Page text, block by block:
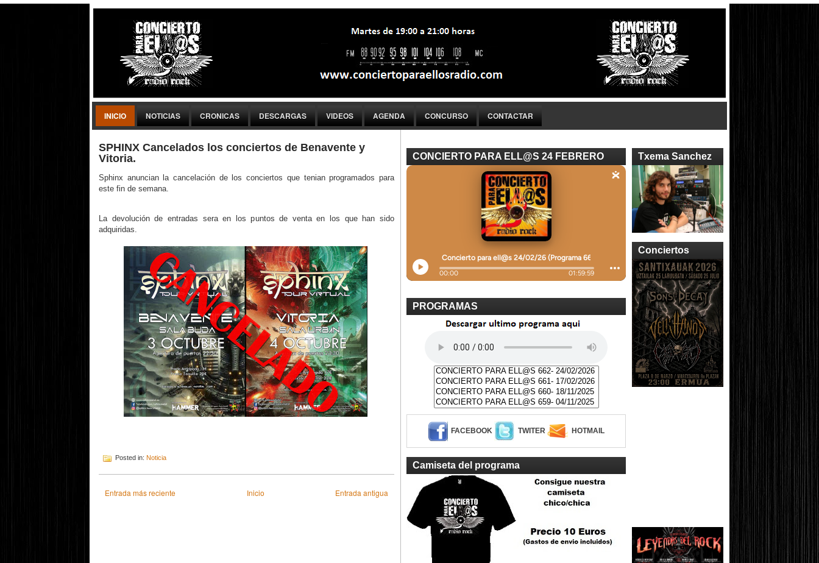
INICIO NOTICIAS CRONICAS DESCARGAS VIDEOS AGENDA CONCURSO CONTACTAR
SPHINX Cancelados los conciertos de Benavente y
Vitoria.
Sphinx anuncian la cancelación de los conciertos que tenian programados para
este fin de semana.
La devolución de entradas sera en los puntos de venta en los que han sido
adquiridas.
Posted in: Noticia
Entrada más reciente Entrada antigua
Inicio
CONCIERTO PARA ELL@S 24 FEBRERO
PROGRAMAS
FACEBOOK TWITER HOTMAIL
Camiseta del programa
Txema Sanchez
Conciertos